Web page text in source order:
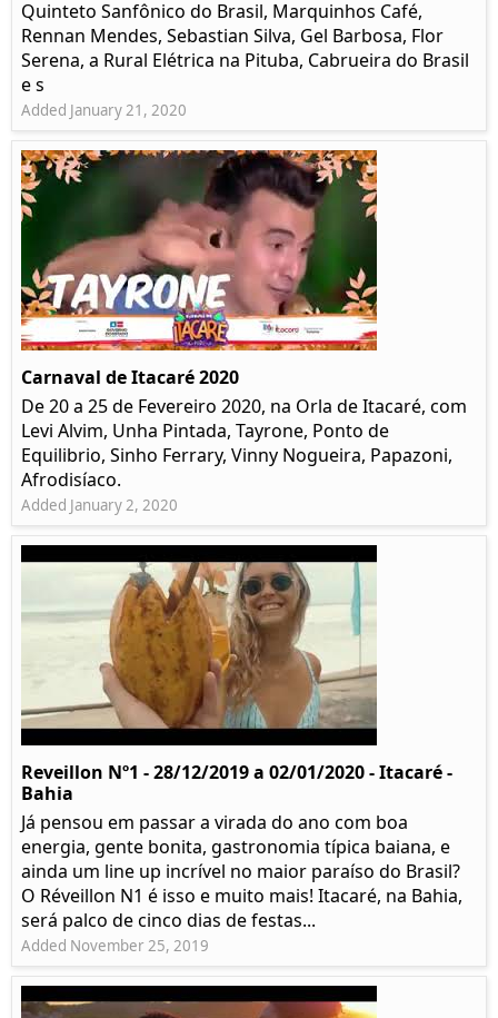
Quinteto Sanfônico do Brasil, Marquinhos Café,
Rennan Mendes, Sebastian Silva, Gel Barbosa, Flor
Serena, a Rural Elétrica na Pituba, Cabrueira do Brasil
e s
Added January 21, 2020
Carnaval de Itacaré 2020
De 20 a 25 de Fevereiro 2020, na Orla de Itacaré, com
Levi Alvim, Unha Pintada, Tayrone, Ponto de
Equilibrio, Sinho Ferrary, Vinny Nogueira, Papazoni,
Afrodisíaco.
Added January 2, 2020
Reveillon Nº1 - 28/12/2019 a 02/01/2020 - Itacaré -
Bahia
Já pensou em passar a virada do ano com boa
energia, gente bonita, gastronomia típica baiana, e
ainda um line up incrível no maior paraíso do Brasil?
O Réveillon N1 é isso e muito mais! Itacaré, na Bahia,
será palco de cinco dias de festas...
Added November 25, 2019